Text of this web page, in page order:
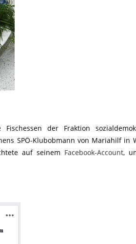
der Fraktion
SPÖ-Klubobmann von Mariahilf in
auf seinem Facebook-Account,